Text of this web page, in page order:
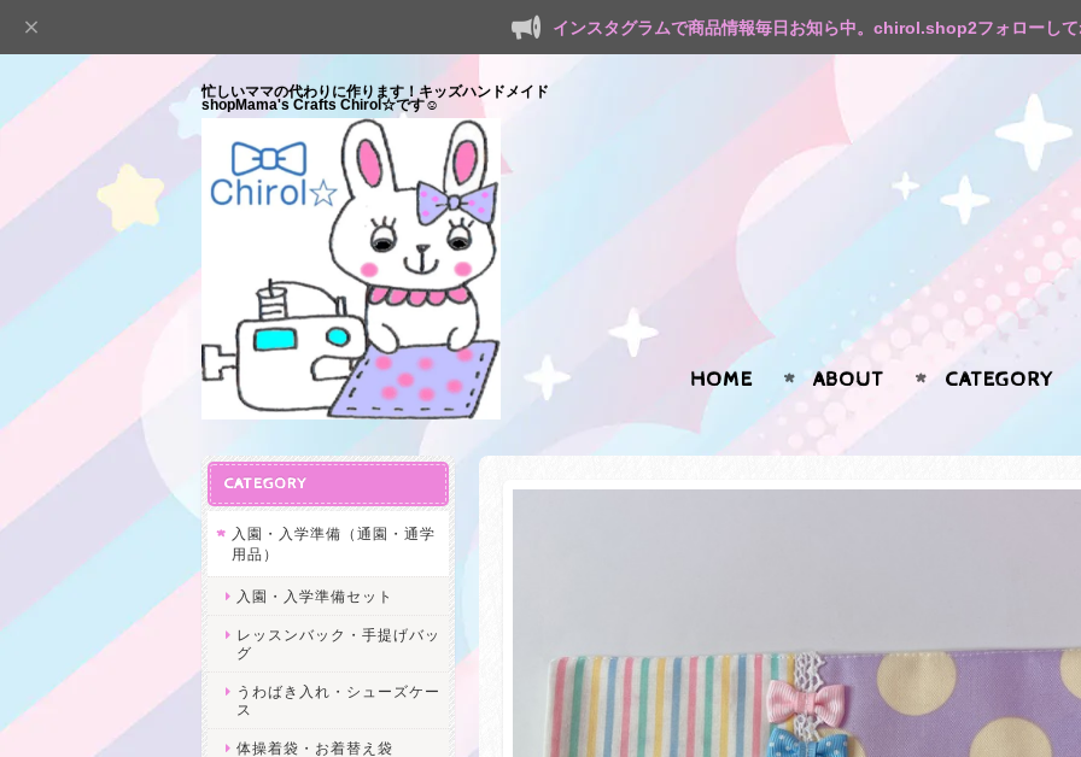
インスタグラムで商品情報毎日お知ら中。chirol.shop2フォローし
忙しいママの代わりに作ります！キッズハンドメイド
shopMama's Crafts Chirol☆です☺
HOME ABOUT CATEGORY
CATEGORY
入園・入学準備（通園・通学
用品）
入園・入学準備セット
レッスンバック・手提げバッ
グ
うわばき入れ・シューズケー
ス
体操着袋・お着替え袋